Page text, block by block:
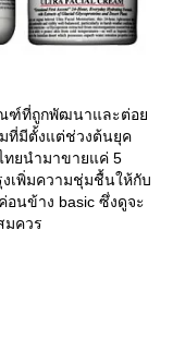
ณฑ์ที่ถูกพัฒนาและต่อ
มที่มีตั้งแต่ช่วงต้นยุค
ยนำมาขายแค่ 5
เพิ่มความชุ่มชื้นให้กับ
นข้าง basic ซึ่งดูจะ
มควร